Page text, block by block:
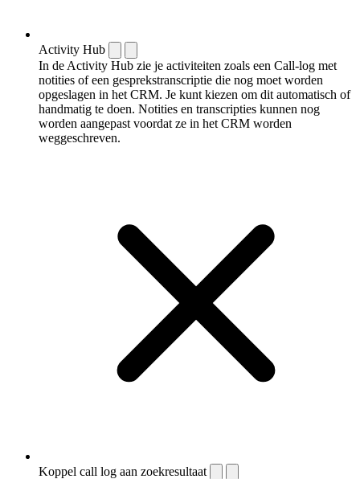
Activity Hub
In de Activity Hub zie je activiteiten zoals een Call-log met
notities of een gespreks­transcriptie die nog moet worden
opgeslagen in het CRM. Je kunt kiezen om dit automatisch of
handmatig te doen. Notities en transcripties kunnen nog
worden aangepast voordat ze in het CRM worden
weggeschreven.
Koppel call log aan zoekresultaat